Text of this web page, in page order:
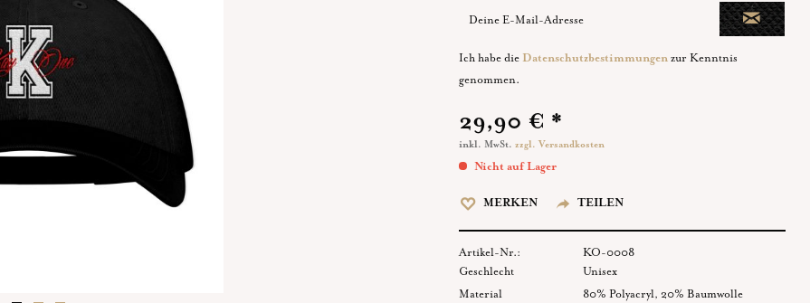
Ich habe dieDatenschutzbestimmungenzur Kenntnis
genommen.
29,90 € *
inkl. MwSt. zzgl. Versandkosten
Nicht auf Lager
MERKEN TEILEN
Artikel-Nr.:
KO-0008
Geschlecht
Unisex
Material
80% Polyacryl, 20% Baumwolle